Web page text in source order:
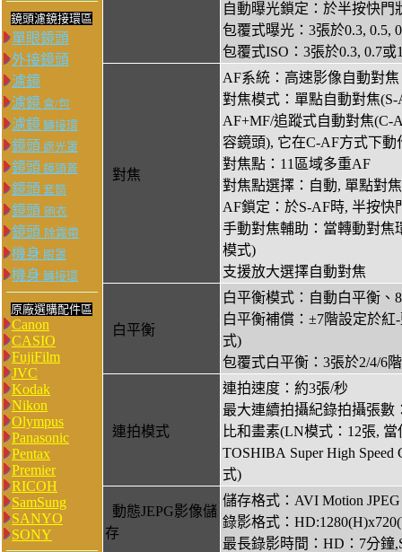
鏡頭濾鏡接環區
單眼鏡頭
外接鏡頭
濾鏡
濾鏡 盒/包
濾鏡 轉接環
鏡頭 遮光罩
鏡頭 鏡頭蓋
鏡頭 套筒
鏡頭 砲衣
鏡頭 除霧帶
機身 眼罩
機身 轉接環
原廠選購配件區
Canon
CASIO
FujiFilm
JVC
Kodak
Nikon
Olympus
Panasonic
Pentax
Premier
RICOH
SamSung
SANYO
SONY
自動曝光鎖定：於半按快
包覆式曝光：3張於0.3, 0.5,
包覆式ISO：3張於0.3, 0.7
對焦
AF系統：高速影像自動對焦
對焦模式：單點自動對焦
AF+MF/追蹤式自動對焦(C-
容鏡頭), 它在C-AF方式下動
對焦點：11區域多重AF
對焦點選擇：自動, 單點對焦
AF鎖定：於S-AF時, 半按快
手動對焦輔助：當轉動對焦
模式)
支援放大選擇自動對焦
白平衡
白平衡模式：自動白平衡
白平衡補償：±7階設定於
式)
包覆式白平衡：3張於2/4/6
連拍模式
連拍速度：約3張/秒
最大連續拍攝紀錄拍攝張數
比和畫素(LN模式：12張, 當
TOSHIBA Super High
式)
動態JEPG影像儲
存
儲存格式：AVI Motion
錄影格式：
最長錄影時間：HD：7分鐘